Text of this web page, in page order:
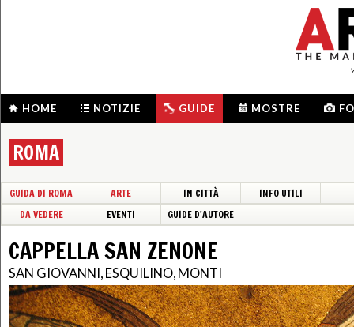
HOME NOTIZIE GUIDE MOSTRE
ROMA
GUIDA DI ROMA ARTE IN CITTÀ
INFO UTILI
DA VEDERE
EVENTI GUIDE D'AUTORE
CAPPELLA SAN ZENONE
SAN GIOVANNI, ESQUILINO, MONTI